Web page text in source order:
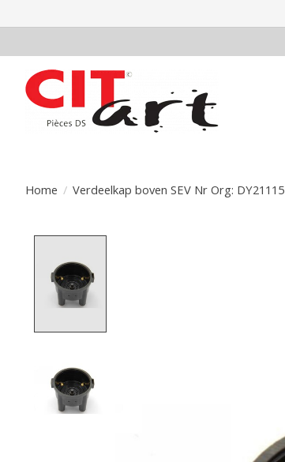
Home / Verdeelkap boven SEV Nr Org: DY21115